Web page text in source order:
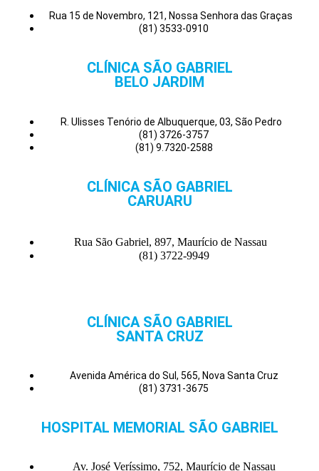
Rua 15 de Novembro, 121, Nossa Senhora das Graças
(81) 3533-0910
CLÍNICA SÃO GABRIEL
BELO JARDIM
R. Ulisses Tenório de Albuquerque, 03, São Pedro
(81) 3726-3757
(81) 9.7320-2588
CLÍNICA SÃO GABRIEL
CARUARU
Rua São Gabriel, 897, Maurício de Nassau
(81) 3722-9949
CLÍNICA SÃO GABRIEL
SANTA CRUZ
Avenida América do Sul, 565, Nova Santa Cruz
(81) 3731-3675
HOSPITAL MEMORIAL SÃO GABRIEL
Av. José Veríssimo, 752, Maurício de Nassau